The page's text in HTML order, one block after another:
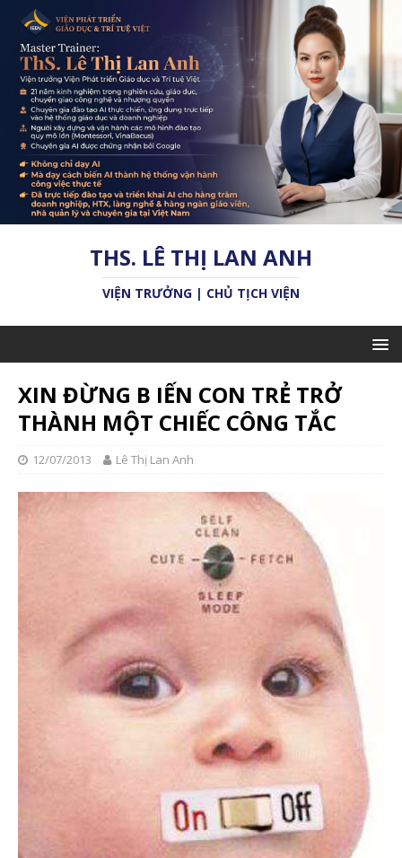
THS. LÊ THỊ LAN ANH
VIỆN TRƯỞNG | CHỦ TỊCH VIỆN
XIN ĐỪNG B IẾN CON TRẺ TRỞ
THÀNH MỘT CHIẾC CÔNG TẮC
12/07/2013 Lê Thị Lan Anh